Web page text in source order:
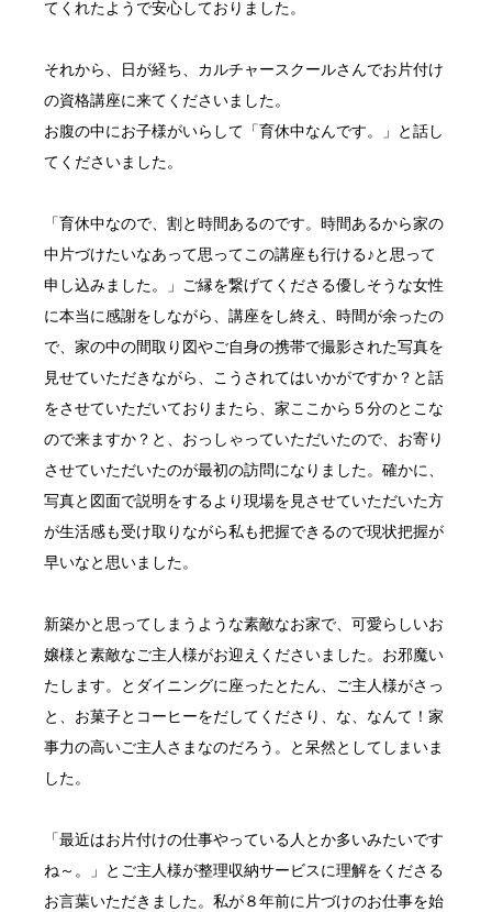
てくれたようで安心しておりました。
それから、日が経ち、カルチャースクールさんでお片付け
の資格講座に来てくださいました。
お腹の中にお子様がいらして「育休中なんです。」と話し
てくださいました。
「育休中なので、割と時間あるのです。時間あるから家の
中片づけたいなあって思ってこの講座も行ける♪と思って
申し込みました。」ご縁を繋げてくださる優しそうな女性
に本当に感謝をしながら、講座をし終え、時間が余ったの
で、家の中の間取り図やご自身の携帯で撮影された写真を
見せていただきながら、こうされてはいかがですか？と話
をさせていただいておりまたら、家ここから５分のとこな
ので来ますか？と、おっしゃっていただいたので、お寄り
させていただいたのが最初の訪問になりました。確かに、
写真と図面で説明をするより現場を見させていただいた方
が生活感も受け取りながら私も把握できるので現状把握が
早いなと思いました。
新築かと思ってしまうような素敵なお家で、可愛らしいお
嬢様と素敵なご主人様がお迎えくださいました。お邪魔い
たします。とダイニングに座ったとたん、ご主人様がさっ
と、お菓子とコーヒーをだしてくださり、な、なんて！家
事力の高いご主人さまなのだろう。と呆然としてしまいま
した。
「最近はお片付けの仕事やっている人とか多いみたいです
ね～。」とご主人様が整理収納サービスに理解をくださる
お言葉いただきました。私が８年前に片づけのお仕事を始